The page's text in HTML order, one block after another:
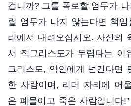
겁니까? 그를 폭로할 엄두가
릴 엄두가 나지 않는다면 책
리에서 내려오십시오. 자신의
서 적그리스도가 두렵다는 이
그리스도, 악인에게 넘긴다면
한 사람이며, 리더 자리에 어
은 폐물이고 죽은 사람입니다